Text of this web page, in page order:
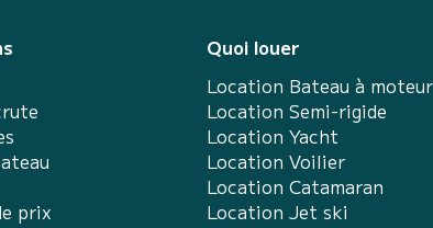
prix
Quoi louer
Location Bateau à moteur
Location Semi-rigide
Location Yacht
Location Voilier
Location Catamaran
Location Jet ski